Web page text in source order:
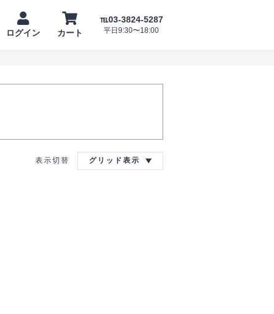
ログイン カート
℡03-3824-5287
平日9:30〜18:00
表示切替 グリッド表示